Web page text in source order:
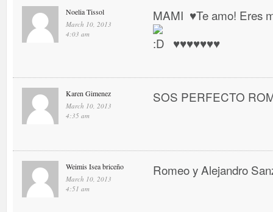
Noelia Tissol
March 10, 2013
4:03 am
MAMI ♥ Te amo! Eres
♥ ♥ ♥ ♥ ♥ ♥ ♥
Karen Gimenez
March 10, 2013
4:35 am
SOS PERFECTO
Weimis Isea briceño
March 10, 2013
4:51 am
Romeo y Alejandro